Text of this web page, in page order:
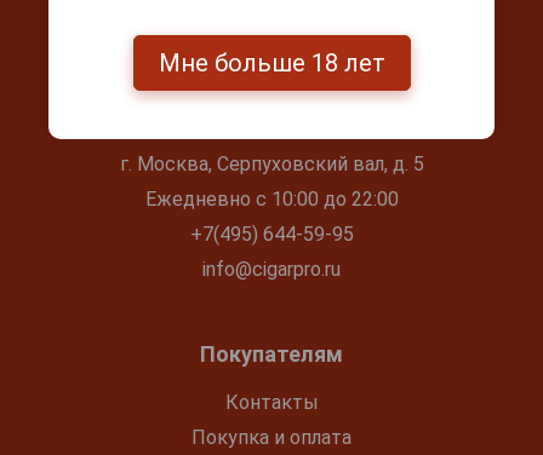
г. Москва, Серпуховский вал, д. 5
Ежедневно с 10:00 до 22:00
+7(495) 644-59-95
info@cigarpro.ru
Покупателям
Контакты
Покупка и оплата
Мне больше 18 лет